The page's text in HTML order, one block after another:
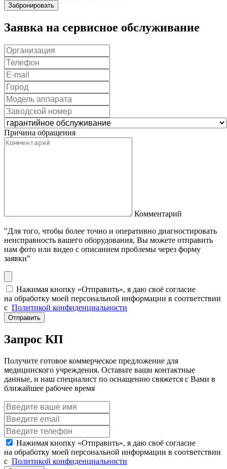
Забронировать
Заявка на сервисное обслуживание
Причина обращения
Комментарий
"Для того, чтобы более точно и оперативно диагностировать
неисправность вашего оборудования, Вы можете отправить
нам фото или видео с описанием проблемы через форму
заявки"
Нажимая кнопку «Отправить», я даю своё согласие
на обработку моей персональной информации в соответствии
с Политикой конфиденциальности
Отправить
Запрос КП
Получите готовое коммерческое предложение для
медицинского учреждения. Оставьте ваши контактные
данные, и наш специалист по оснащению свяжется с Вами в
ближайшее рабочее время
Нажимая кнопку «Отправить», я даю своё согласие
на обработку моей персональной информации в соответствии
с Политикой конфиденциальности